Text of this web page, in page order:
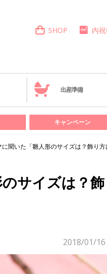
SHOP 内
出産準備
キャンペーン
に聞いた「雛人形のサイズは？飾り
サイズは？飾
2018/01/16